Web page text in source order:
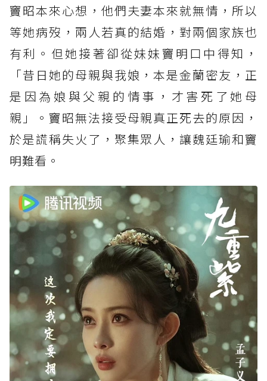
竇昭本來心想，他們夫妻本來就無情，所以
等她病歿，兩人若真的結婚，對兩個家族也
有利。但她接著卻從妹妹竇明口中得知，
「昔日她的母親與我娘，本是金蘭密友，正
是因為娘與父親的情事，才害死了她母
親」。竇昭無法接受母親真正死去的原因，
於是謊稱失火了，聚集眾人，讓魏廷瑜和竇
明難看。⁡